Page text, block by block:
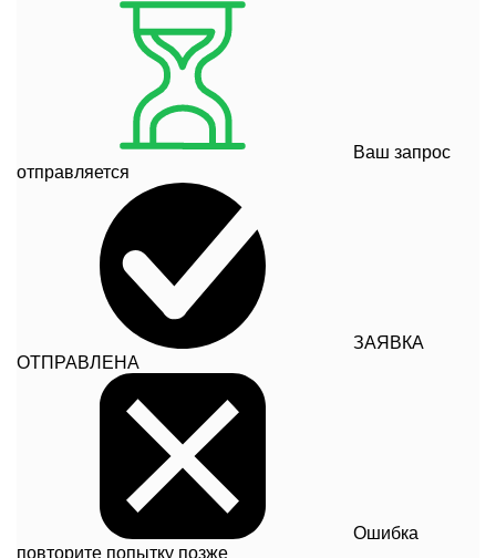
Ваш запрос
отправляется
ЗАЯВКА
ОТПРАВЛЕНА
Ошибка
повторите попытку позже